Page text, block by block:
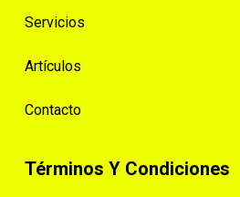
Servicios
Artículos
Contacto
Términos Y Condiciones